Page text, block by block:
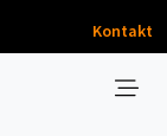
Kontakt